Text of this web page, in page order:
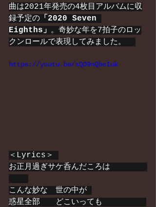
曲は2021年発売の4枚目アルバムに収
録予定の 「2020 Seven
Eighths」 。奇妙な年を7拍子のロッ
クンロールで表現してみました。
https://youtu.be/sQD9nQbsIuk
＜Lyrics＞
お正月過ぎサケ呑んだころは
こんな妙な　世の中が
惑星全部　　どこいっても